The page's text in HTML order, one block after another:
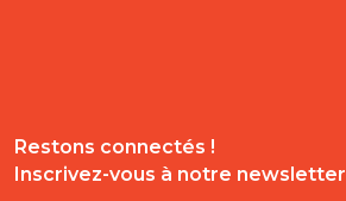
Restons connectés !
Inscrivez-vous à notre newsletter